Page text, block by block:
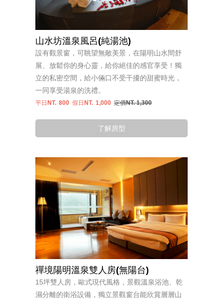
山水坊溫泉風呂(純湯池)
設有觀景窗，可眺望無敵美景，在陽明山水間舒
展、放鬆你的身心靈，給你絕佳的感官享受！獨
立的私密空間，給小倆口不受干擾的甜蜜時光，
一同享受湯泉的洗禮。
平日NT. 800 假日NT. 1,000定價NT. 1,300
了解房型
禪境陽明溫泉雙人房(無陽台)
15坪雙人房，歐式現代風格，景觀溫泉浴池、乾
濕分離的衛浴設備，獨立景觀窗台能欣賞層層山